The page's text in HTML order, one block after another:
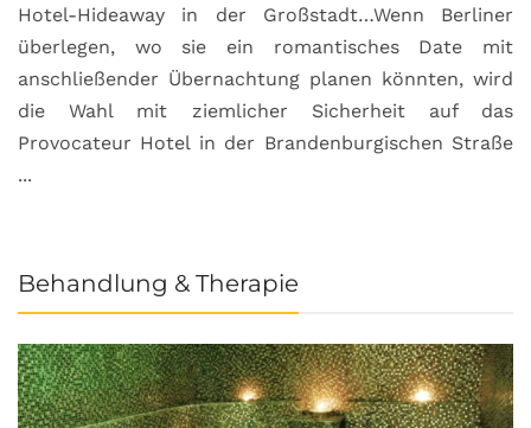
Hotel-Hideaway in der Großstadt…Wenn Berliner
überlegen, wo sie ein romantisches Date mit
anschließender Übernachtung planen könnten, wird
die Wahl mit ziemlicher Sicherheit auf das
Provocateur Hotel in der Brandenburgischen Straße
...
Behandlung & Therapie